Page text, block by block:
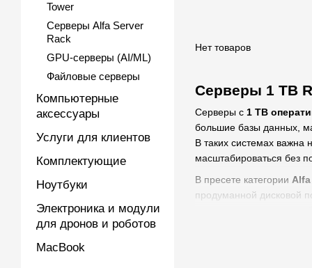
Серверы 1 TB
Серверы с 1 TB
большие базы данных,
В таких системах важна
масштабироваться без
В пресете категории
продуманной дисковой
Нет товаров
Tower
Серверы Alfa Server
Rack
GPU-серверы (AI/ML)
Файловые серверы
Компьютерные
аксессуары
Услуги для клиентов
Комплектующие
Ноутбуки
Электроника и модули
для дронов и роботов
MacBook